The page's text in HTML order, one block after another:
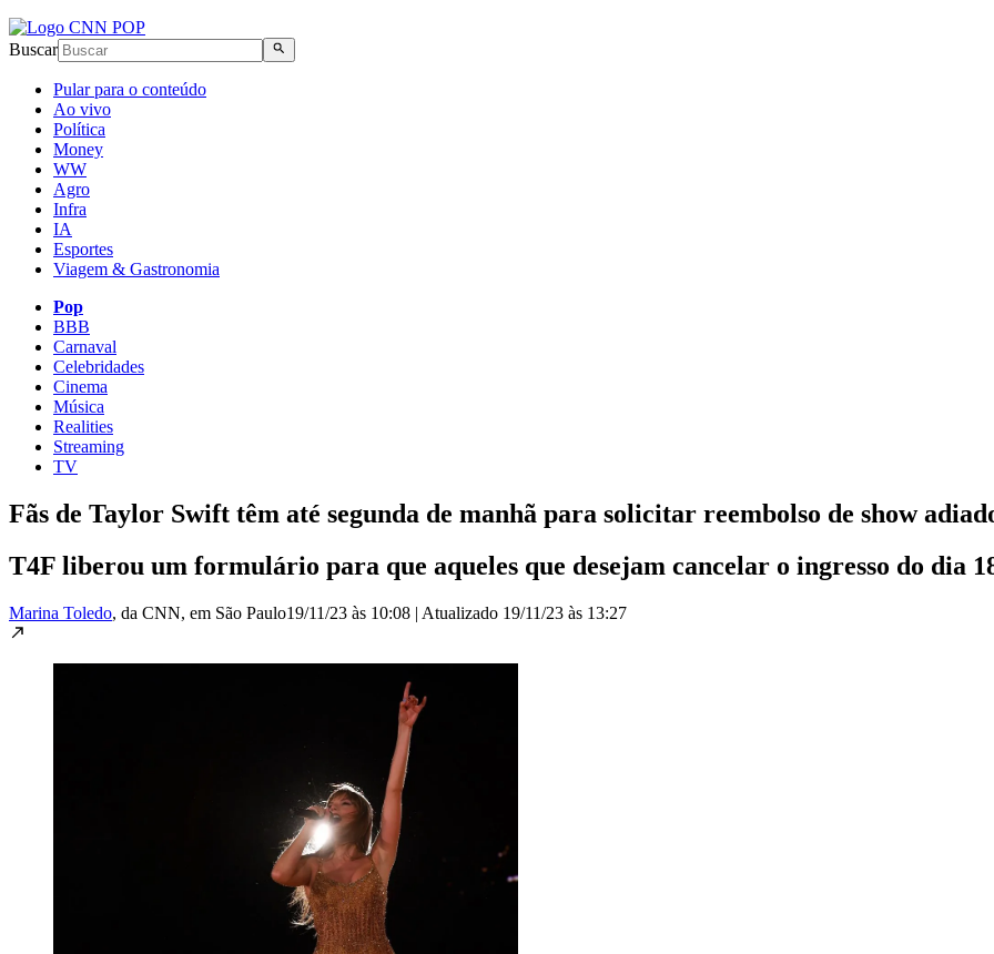
Buscar
Pular para o conteúdo
Ao vivo
Política
Money
WW
Agro
Infra
IA
Esportes
Viagem & Gastronomia
Pop
BBB
Carnaval
Celebridades
Cinema
Música
Realities
Streaming
TV
Fãs de Taylor Swift têm até segunda de manhã para solicitar reembolso de show
T4F liberou um formulário para que aqueles que desejam cancelar o ingresso do dia
Marina Toledo, da CNN, em São Paulo19/11/23 às 10:08 | Atualizado 19/11/23 às 13:27